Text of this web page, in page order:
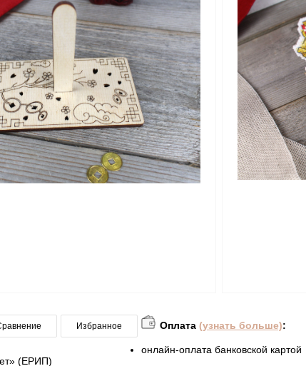
Избранное Оплата (узнать больше):
онлайн-оплата банковской картой
(ЕРИП)